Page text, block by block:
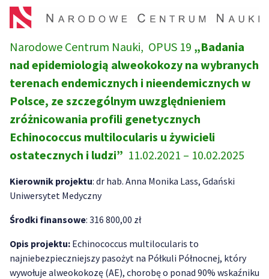
Narodowe Centrum Nauki, OPUS 19 „Badania
nad epidemiologią alweokokozy na wybranych
terenach endemicznych i nieendemicznych w
Polsce, ze szczególnym uwzględnieniem
zróżnicowania profili genetycznych
Echinococcus multilocularis u żywicieli
ostatecznych i ludzi” 11.02.2021 – 10.02.2025
Kierownik projektu: dr hab. Anna Monika Lass, Gdański
Uniwersytet Medyczny
Środki finansowe: 316 800,00 zł
Opis projektu: Echinococcus multilocularis to
najniebezpieczniejszy pasożyt na Półkuli Północnej, który
wywołuje alweokokozę (AE), chorobę o ponad 90% wskaźniku